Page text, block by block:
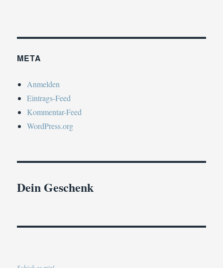
META
Anmelden
Eintrags-Feed
Kommentar-Feed
WordPress.org
Dein Geschenk